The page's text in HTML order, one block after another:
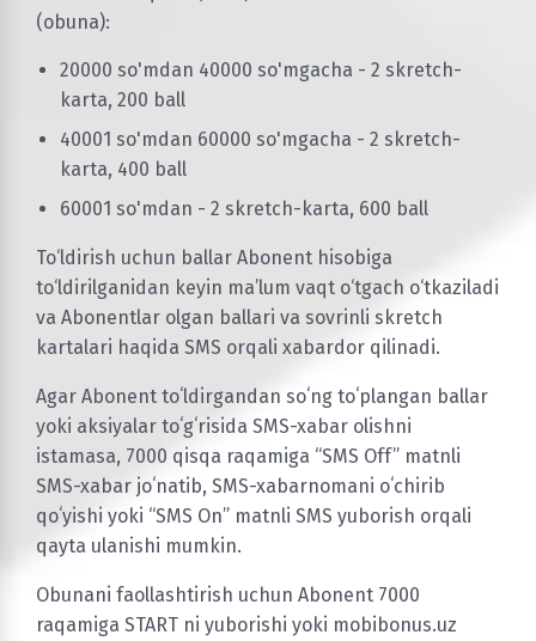
(obuna):
20000 so'mdan 40000 so'mgacha - 2 skretch-
karta, 200 ball
40001 so'mdan 60000 so'mgacha - 2 skretch-
karta, 400 ball
60001 so'mdan - 2 skretch-karta, 600 ball
To‘ldirish uchun ballar Abonent hisobiga
to‘ldirilganidan keyin ma’lum vaqt o‘tgach o‘tkaziladi
va Abonentlar olgan ballari va sovrinli skretch
kartalari haqida SMS orqali xabardor qilinadi.
Agar Abonent toʻldirgandan soʻng toʻplangan ballar
yoki aksiyalar toʻgʻrisida SMS-xabar olishni
istamasa, 7000 qisqa raqamiga “SMS Off” matnli
SMS-xabar joʻnatib, SMS-xabarnomani oʻchirib
qoʻyishi yoki “SMS On” matnli SMS yuborish orqali
qayta ulanishi mumkin.
Obunani faollashtirish uchun Abonent 7000
raqamiga START ni yuborishi yoki mobibonus.uz